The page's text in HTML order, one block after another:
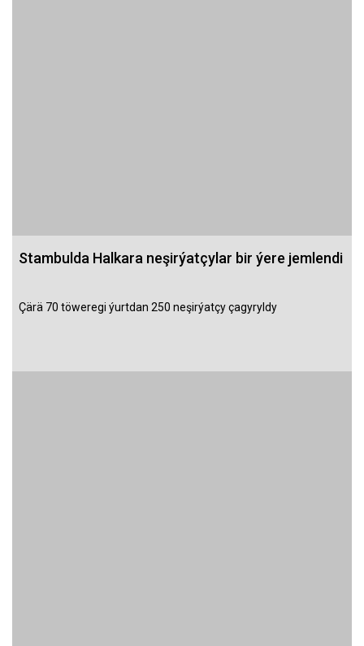
Stambulda Halkara neşirýatçylar bir ýere jemlendi
Çärä 70 töweregi ýurtdan 250 neşirýatçy çagyryldy